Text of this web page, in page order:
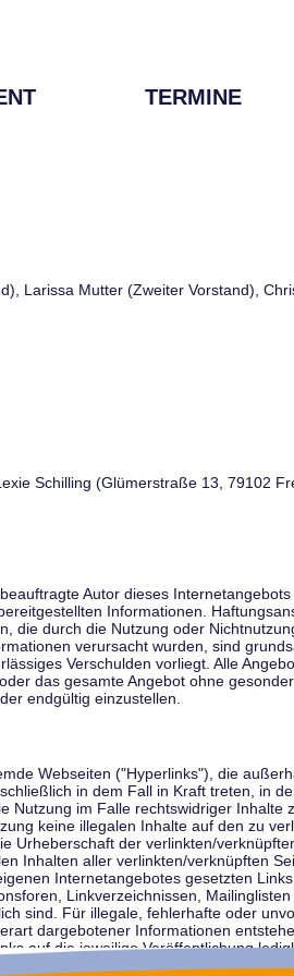
TERMINE
Larissa Mutter (Zweiter Vorstand),
Schilling (Glümerstraße 13, 79102
Autor dieses
Informationen.
die durch die Nutzung oder
verursacht wurden, sind
Verschulden vorliegt. Alle
das gesamte Angebot ohne
endgültig einzustellen.
Webseiten ("Hyperlinks"), die
in dem Fall in Kraft treten, in
Nutzung im Falle rechtswidriger Inhalte
keine illegalen Inhalte auf den zu
Urheberschaft der verlinkten/
Inhalten aller verlinkten/verknüpften
Internetangebotes gesetzten
Linkverzeichnissen,
sind. Für illegale, fehlerhafte oder
dargebotener Informationen
auf die jeweilige Veröffentlichung